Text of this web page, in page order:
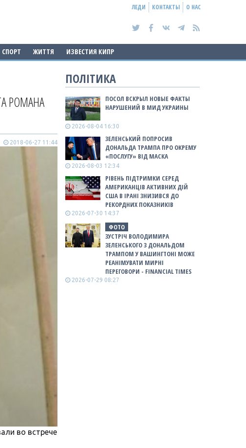
ЛЕДИ КОНТАКТЫ О НАС
СПОРТ ЖИТТЯ ИЗВЕСТИЯ КИПР
РОМАНА
2018-06-27 11:44
во встрече
ПОЛІТИКА
ПОСОЛ ВСКРЫЛ НОВЫЕ ФАКТЫ
НАРУШЕНИЙ В МИД УКРАИНЫ
2026-08-04 16:30
ЗЕЛЕНСЬКИЙ ПОПРОСИВ
ДОНАЛЬДА ТРАМПА ПРО ОКРЕМУ
«ПОСЛУГУ» ВІД МАСКА
2026-08-03 12:34
РІВЕНЬ ПІДТРИМКИ СЕРЕД
АМЕРИКАНЦІВ АКТИВНИХ ДІЙ
США В ІРАНІ ЗНИЗИВСЯ ДО
РЕКОРДНИХ ПОКАЗНИКІВ
2026-07-30 14:37
ФОТО
ЗУСТРІЧ ВОЛОДИМИРА
ЗЕЛЕНСЬКОГО З ДОНАЛЬДОМ
ТРАМПОМ У ВАШИНГТОНІ МОЖЕ
РЕАНІМУВАТИ МИРНІ
ПЕРЕГОВОРИ - FINANCIAL TIMES
2026-07-29 08:27